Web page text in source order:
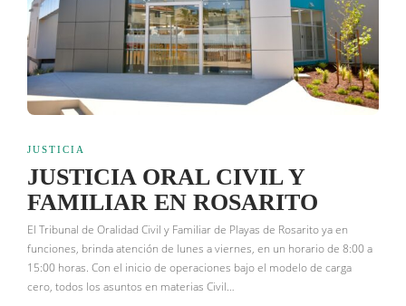
JUSTICIA
JUSTICIA ORAL CIVIL Y
FAMILIAR EN ROSARITO
El Tribunal de Oralidad Civil y Familiar de Playas de Rosarito ya en
funciones, brinda atención de lunes a viernes, en un horario de 8:00 a
15:00 horas. Con el inicio de operaciones bajo el modelo de carga
cero, todos los asuntos en materias Civil…